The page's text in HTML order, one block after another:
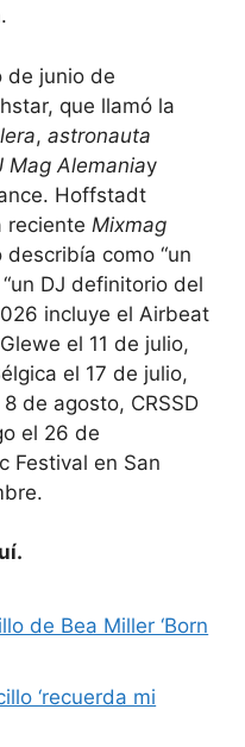
de junio de
que llamó la
, astronauta
Mag Alemaniay
Hoffstadt
reciente Mixmag
como “un
DJ definitorio del
incluye el Airbeat
el 11 de julio,
el 17 de julio,
de agosto, CRSSD
el 26 de
Festival en San
de Bea Miller ‘Born
‘recuerda mi